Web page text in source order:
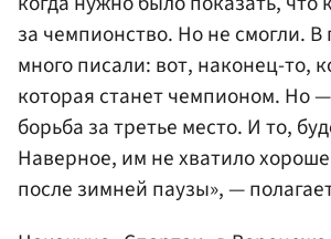
за чемпионство. Но не смогли. В
много писали: вот, наконец-то,
которая станет чемпионом. Но —
борьба за третье место. И то,
Наверное, им не хватило
после зимней паузы», —